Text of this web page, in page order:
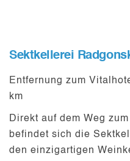
Sektkellerei
Entfernung zum
km
Direkt auf dem Weg
befindet sich die
den einzigartigen